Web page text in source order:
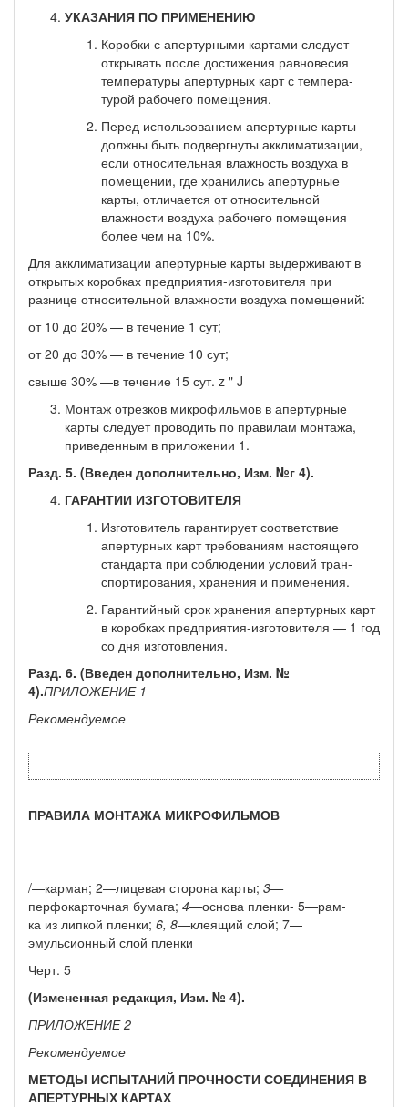
УКАЗАНИЯ ПО ПРИМЕНЕНИЮ
Коробки с апертурными картами следует
открывать после достижения равновесия
температуры апертурных карт с темпера­
турой рабочего помещения.
Перед использованием апертурные карты
должны быть подвергнуты акклиматизации,
если относительная влажность воз­духа в
помещении, где хранились апертурные
карты, отличается от относительной
влажности воздуха рабочего помещения
более чем на 10%.
Для акклиматизации апертурные карты выдерживают в
откры­тых коробках предприятия-изготовителя при
разнице относитель­ной влажности воздуха помещений:
от 10 до 20% — в течение 1 сут;
от 20 до 30% — в течение 10 сут;
свыше 30% —в течение 15 сут. z " J
Монтаж отрезков микрофильмов в апертурные
карты сле­дует проводить по правилам монтажа,
приведенным в приложе­нии 1.
Разд. 5. (Введен дополнительно, Изм. №г 4).
ГАРАНТИИ ИЗГОТОВИТЕЛЯ
Изготовитель гарантирует соответствие
апертурных карт требованиям настоящего
стандарта при соблюдении условий тран­
спортирования, хранения и применения.
Гарантийный срок хранения апертурных карт
в коробках предприятия-изготовителя — 1 год
со дня изготовления.
Разд. 6. (Введен дополнительно, Изм. №
4).ПРИЛОЖЕНИЕ 1
Рекомендуемое
ПРАВИЛА МОНТАЖА МИКРОФИЛЬМОВ
/—карман; 2—лицевая сторона карты; 3—
перфокарточная бумага; 4—основа пленки- 5—рам-
ка из липкой пленки; 6, 8—клеящий слой; 7—
эмульсионный слой пленки
Черт. 5
(Измененная редакция, Изм. № 4).
ПРИЛОЖЕНИЕ 2
Рекомендуемое
МЕТОДЫ ИСПЫТАНИЙ ПРОЧНОСТИ СОЕДИНЕНИЯ В
АПЕРТУРНЫХ КАРТАХ